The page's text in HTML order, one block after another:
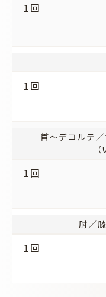
1回
1回
首～デコルテ
1回
肘／
1回